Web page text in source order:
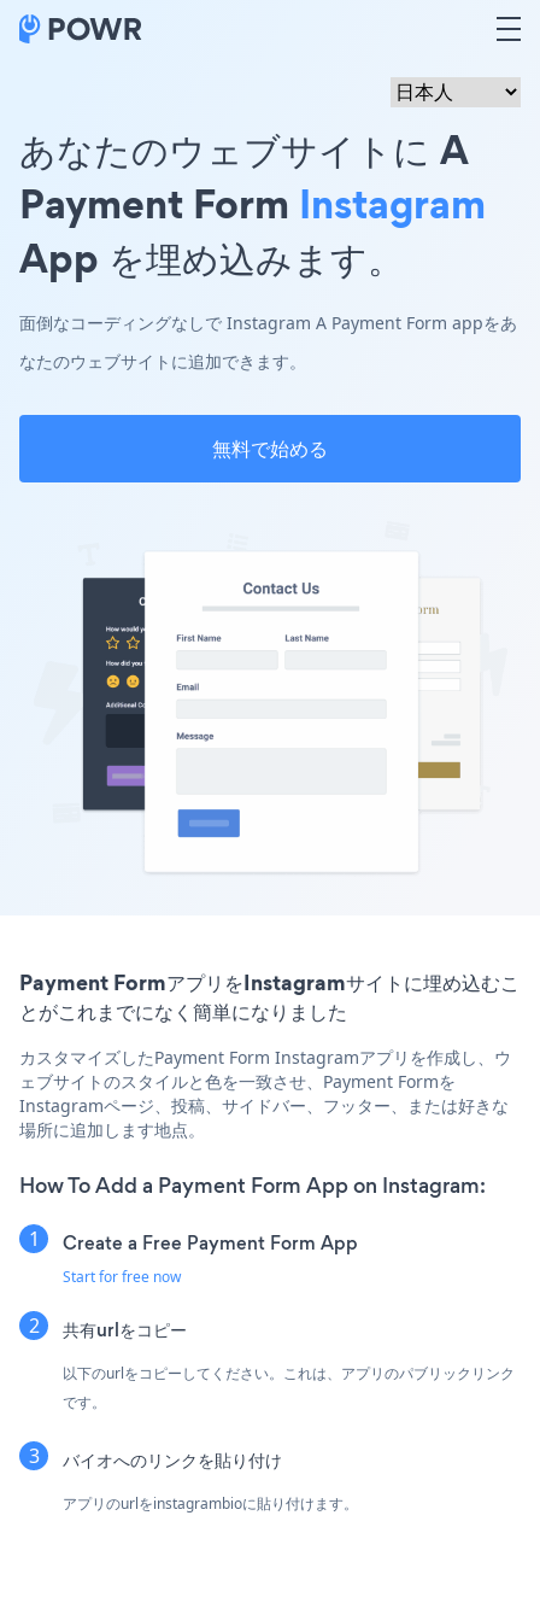
あなたのウェブサイトに A
Payment Form Instagram
App を埋め込みます。
面倒なコーディングなしで Instagram A Payment Form appをあ
なたのウェブサイトに追加できます。
無料で始める
Payment FormアプリをInstagramサイトに埋め込むこ
とがこれまでになく簡単になりました
カスタマイズしたPayment Form Instagramアプリを作成し、ウ
ェブサイトのスタイルと色を一致させ、Payment Formを
Instagramページ、投稿、サイドバー、フッター、または好きな
場所に追加します地点。
How To Add a Payment Form App on Instagram:
Create a Free Payment Form App
Start for free now
共有urlをコピー
以下のurlをコピーしてください。これは、アプリのパブリックリンク
です。
バイオへのリンクを貼り付け
アプリのurlをinstagrambioに貼り付けます。